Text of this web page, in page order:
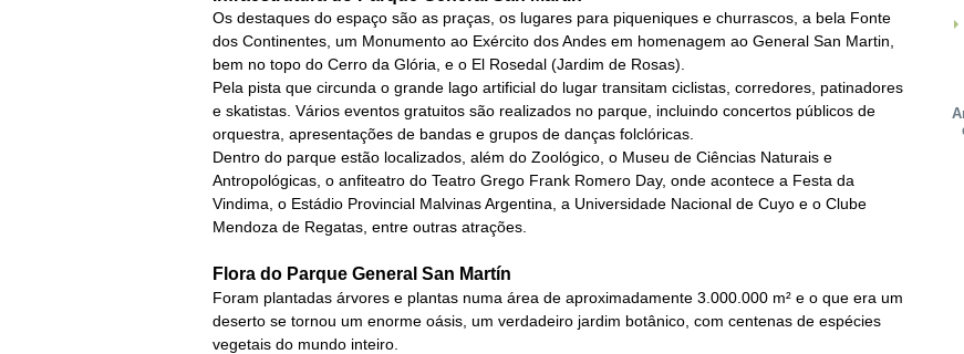
Os destaques do espaço são as praças, os lugares para piqueniques e churrascos, a bela Fonte
dos Continentes, um Monumento ao Exército dos Andes em homenagem ao General San Martin,
bem no topo do Cerro da Glória, e o El Rosedal (Jardim de Rosas).
Pela pista que circunda o grande lago artificial do lugar transitam ciclistas, corredores, patinadores
e skatistas. Vários eventos gratuitos são realizados no parque, incluindo concertos públicos de
orquestra, apresentações de bandas e grupos de danças folclóricas.
Dentro do parque estão localizados, além do Zoológico, o Museu de Ciências Naturais e
Antropológicas, o anfiteatro do Teatro Grego Frank Romero Day, onde acontece a Festa da
Vindima, o Estádio Provincial Malvinas Argentina, a Universidade Nacional de Cuyo e o Clube
Mendoza de Regatas, entre outras atrações.
Flora do Parque General San Martín
Foram plantadas árvores e plantas numa área de aproximadamente 3.000.000 m² e o que era um
deserto se tornou um enorme oásis, um verdadeiro jardim botânico, com centenas de espécies
vegetais do mundo inteiro.